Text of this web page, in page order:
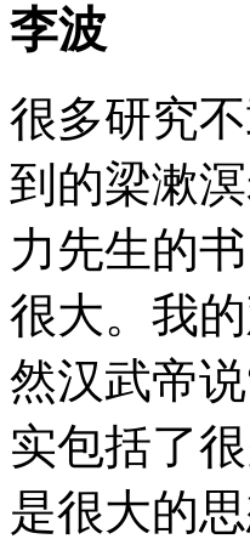
李波
很多研究
到的梁漱
力先生的
很大。我
然汉武帝
实包括了
是很大的